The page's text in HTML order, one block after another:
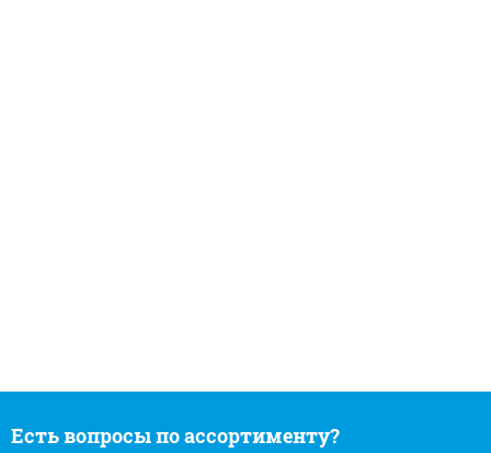
Есть вопросы по ассортименту?